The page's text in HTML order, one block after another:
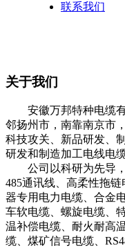
联系我们
关于我们
安徽万邦特种电缆
邻扬州市，南靠南京市
科技攻关、新品研发、
研发和制造加工电线电
公司以科研为先导，
485通讯线、高柔性拖
器专用电力电缆、合金
车软电缆、螺旋电缆、
温补偿电缆、耐火耐高
缆、煤矿信号电缆、